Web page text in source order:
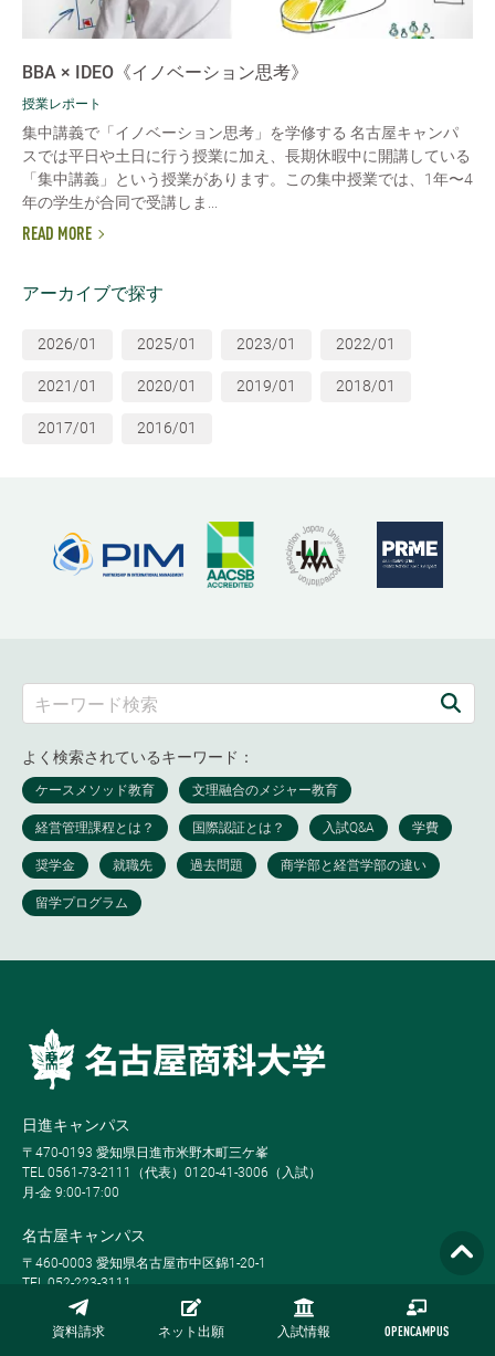
資料請求 ネット出願 入試情報 OPENCAMPUS
BBA × IDEO《イノベーション思考》
授業レポート
集中講義で「イノベーション思考」を学修する 名古屋キャンパ
スでは平日や土日に行う授業に加え、長期休暇中に開講している
「集中講義」という授業があります。この集中授業では、1年〜4
年の学生が合同で受講しま...
READ MORE
アーカイブで探す
2026/01 2025/01 2023/01 2022/01
2021/01 2020/01 2019/01 2018/01
2017/01 2016/01
よく検索されているキーワード：
日進キャンパス
〒470-0193 愛知県日進市米野木町三ケ峯
TEL 0561-73-2111（代表）0120-41-3006（入試）
月-金 9:00-17:00
名古屋キャンパス
〒460-0003 愛知県名古屋市中区錦1-20-1
TEL 052-223-3111
火-土 9:00-17:00